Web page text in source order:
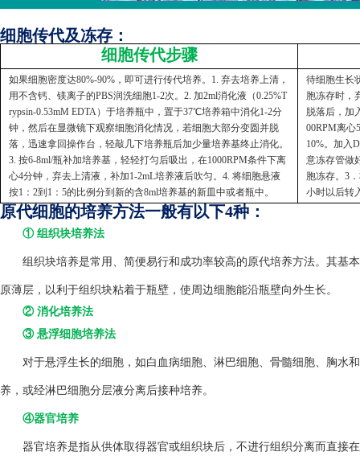
细胞传代及冻存：
细胞传代步骤
如果细胞密度达80%-90%，即可进行传代培养。1. 弃去培养上清，
用不含钙、镁离子的PBS润洗细胞1-2次。2. 加2ml消化液（0.25%T
rypsin-0.53mM EDTA）于培养瓶中，置于37℃培养箱中消化1-2分
钟，然后在显微镜下观察细胞消化情况，若细胞大部分变圆并脱
落，迅速拿回操作台，轻敲几下培养瓶后加少量培养基终止消化。
3. 按6-8ml/瓶补加培养基，轻轻打匀后吸出，在1000RPM条件下离
心4分钟，弃去上清液，补加1-2mL培养液后吹匀。4. 将细胞悬液
按1：2到1：5的比例分到新的含8ml培养基的新皿中或者瓶中。
待细胞生长
胞冻存时，
脱落后，加
00RPM离心
10%。加入
意冻存管做
胞冻存。3
小时以后转
原代细胞的培养方法一般有以下4种：
① 组织块培养法
组织块培养是常用、简便易行和成功率较高的原代培养方法。其基
原薄层，以利于组织块粘着于瓶壁，使周边细胞能沿瓶壁向外生长。
② 消化培养法
③ 悬浮细胞培养法
对于悬浮生长的细胞，如白血病细胞、淋巴细胞、骨髓细胞、胸水
养，或经淋巴细胞分层液分离后接种培养。
④器官培养
器官培养是指从供体取得器官或组织块后，不进行组织分离而直接